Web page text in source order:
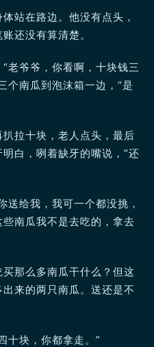
站在路边。他没有点头，
还没有算清楚。
老爷爷，你看啊，十块钱三
个南瓜到泡沫箱一边，“是
拉十块，老人点头，最后
白，咧着缺牙的嘴说，“还
送给我，我可一个都没挑，
南瓜我不是去吃的，拿去
那么多南瓜干什么？但这
来的两只南瓜。送还是不
十块，你都拿走。”